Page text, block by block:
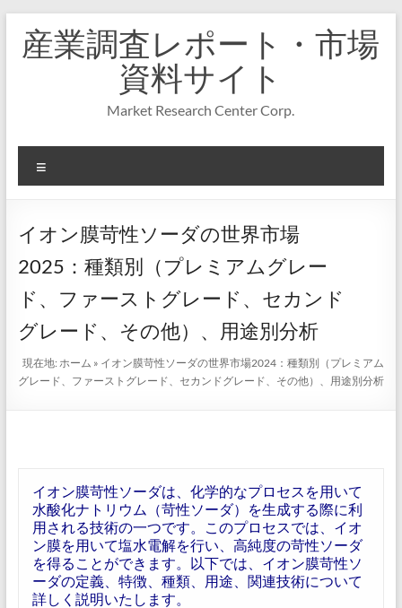
キ
プ
産業調査レポート・市場
資料サイト
Market Research Center Corp.
ニ
ー
イオン膜苛性ソーダの世界市場
2025：種類別（プレミアムグレー
ド、ファーストグレード、セカンド
グレード、その他）、用途別分析
現在地:ホーム » イオン膜苛性ソーダの世界市場2024：種類別（プレミアム
グレード、ファーストグレード、セカンドグレード、その他）、用途別分析
イオン膜苛性ソーダは、化学的なプロセスを用いて
水酸化ナトリウム（苛性ソーダ）を生成する際に利
用される技術の一つです。このプロセスでは、イオ
ン膜を用いて塩水電解を行い、高純度の苛性ソーダ
を得ることができます。以下では、イオン膜苛性ソ
ーダの定義、特徴、種類、用途、関連技術について
詳しく説明いたします。